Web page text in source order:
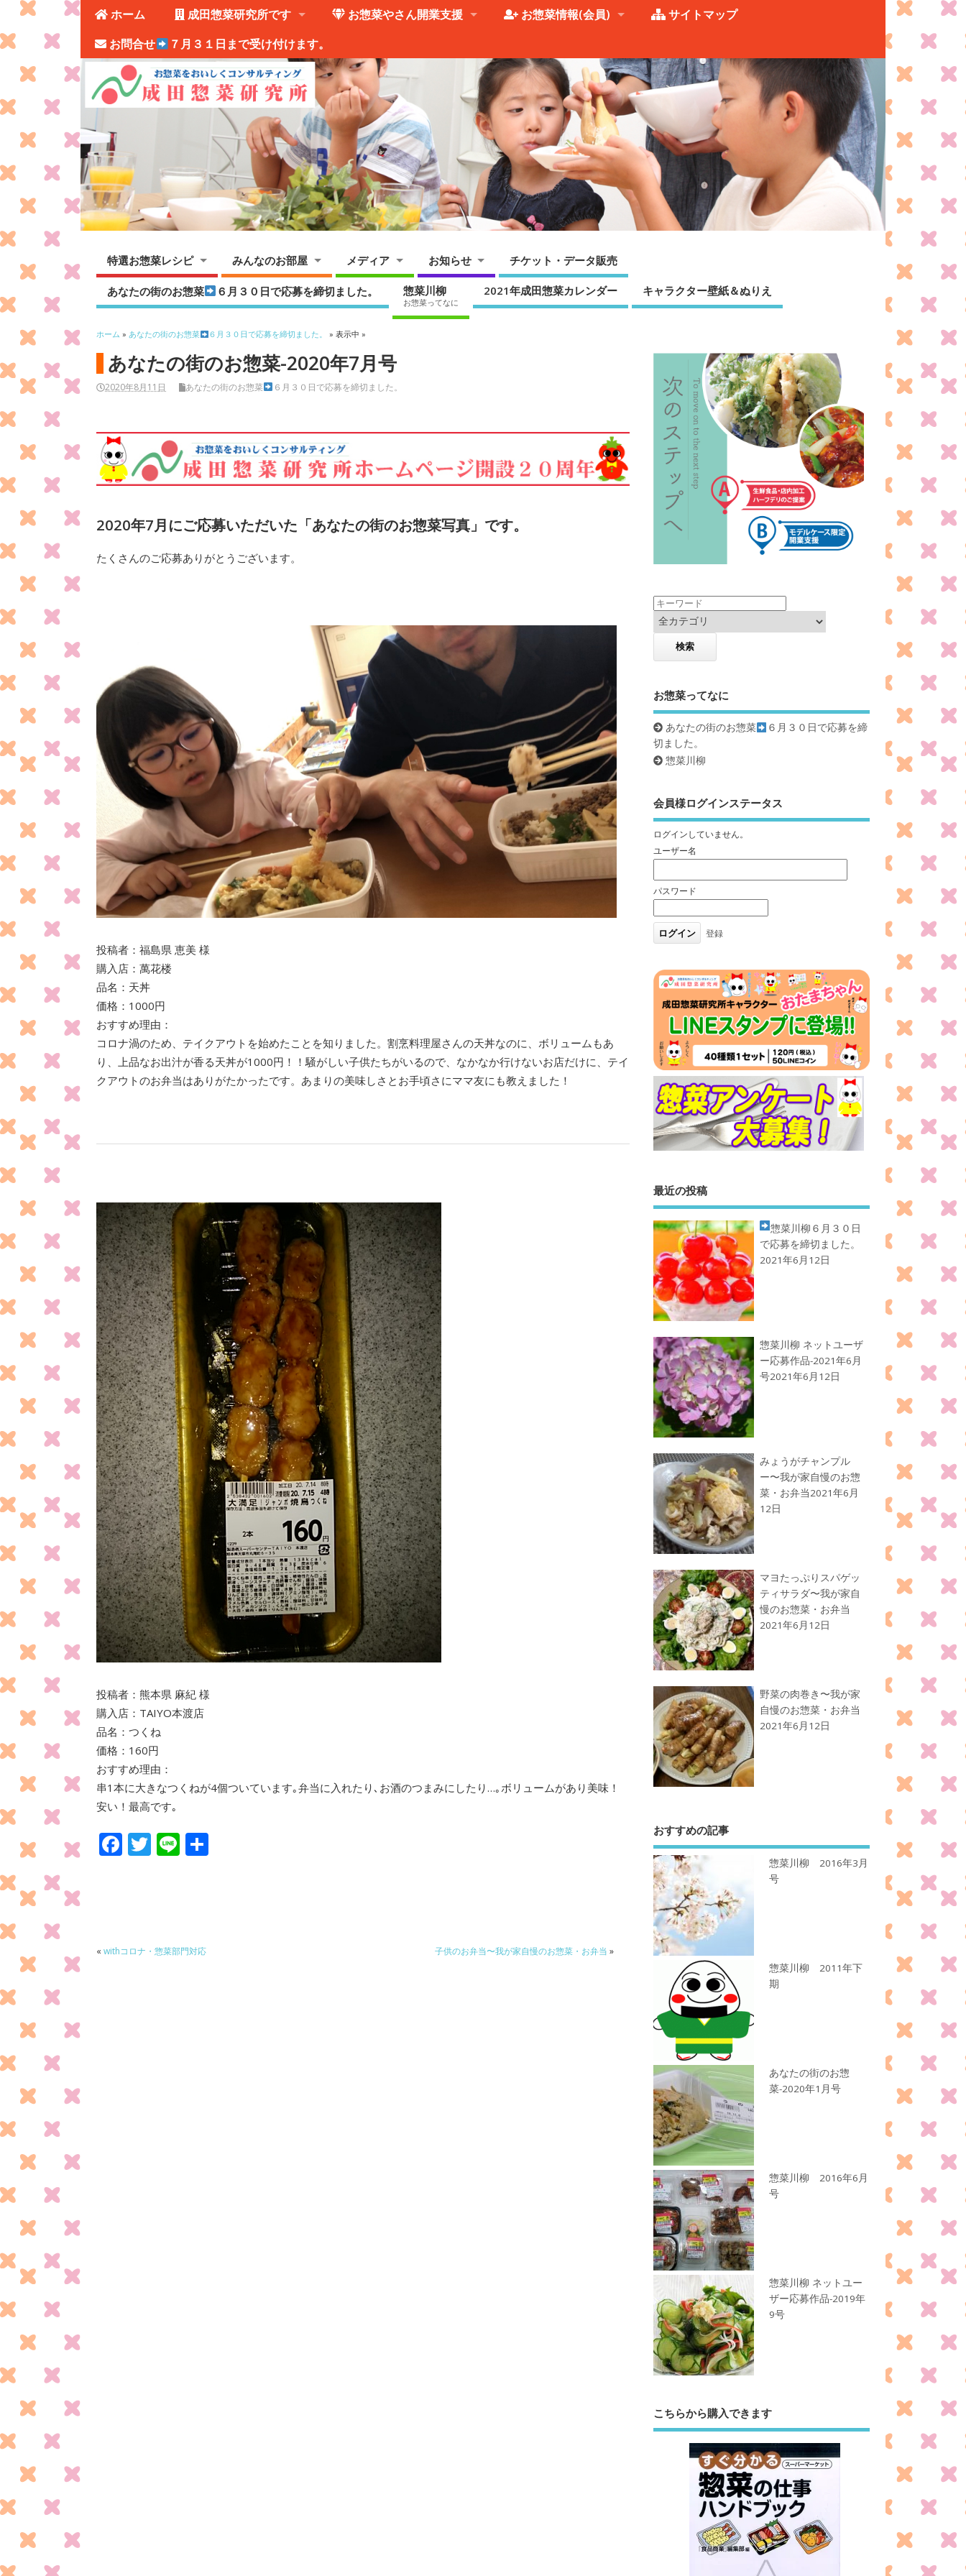
ホーム 成田惣菜研究所です お惣菜やさん開業支援 お惣菜情報(会員)
サイトマップ
お問合せ
７月３１日まで受け付けます。
特選お惣菜レシピ みんなのお部屋 メディア お知らせ チケット・データ販売
あなたの街のお惣菜 ６月３０日で応募を締切ました。 惣菜川柳
お惣菜ってなに
2021年成田惣菜カレンダー キャラクター壁紙＆ぬりえ
ホーム »あなたの街のお惣菜 ６月３０日で応募を締切ました。 » 表示中 »
あなたの街のお惣菜-2020年7月号
2020年8月11日 あなたの街のお惣菜 ６月３０日で応募を締切ました。
2020年7月にご応募いただいた「あなたの街のお惣菜写真」です。
たくさんのご応募ありがとうございます。
投稿者：福島県 恵美 様
購入店：萬花楼
品名：天丼
価格：1000円
おすすめ理由：
コロナ渦のため、テイクアウトを始めたことを知りました。割烹料理屋さんの天丼なのに、ボリュームもあ
り、上品なお出汁が香る天丼が1000円！！騒がしい子供たちがいるので、なかなか行けないお店だけに、テイ
クアウトのお弁当はありがたかったです。あまりの美味しさとお手頃さにママ友にも教えました！
投稿者：熊本県 麻紀 様
購入店：TAIYO本渡店
品名：つくね
価格：160円
おすすめ理由：
串1本に大きなつくねが4個ついています｡弁当に入れたり､お酒のつまみにしたり…｡ボリュームがあり美味！
安い！最高です｡
F
o
T Li
«withコロナ・惣菜部門対応 子供のお弁当〜我が家自慢のお惣菜・お弁当 »
お惣菜ってなに
あなたの街のお惣菜
６月３０日で応募を締
切ました。
惣菜川柳
会員様ログインステータス
ログインしていません。
ユーザー名
パスワード
登録
最近の投稿
惣菜川柳 ６月３０日
で応募を締切ました。
2021年6月12日
惣菜川柳 ネットユーザ
ー応募作品-2021年6月
号2021年6月12日
みょうがチャンプル
ー〜我が家自慢のお惣
菜・お弁当2021年6月
12日
マヨたっぷりスパゲッ
ティサラダ〜我が家自
慢のお惣菜・お弁当
2021年6月12日
野菜の肉巻き〜我が家
自慢のお惣菜・お弁当
2021年6月12日
おすすめの記事
惣菜川柳 2016年3月
号
惣菜川柳 2011年下
期
あなたの街のお惣
菜-2020年1月号
惣菜川柳 2016年6月
号
惣菜川柳 ネットユー
ザー応募作品-2019年
9号
こちらから購入できます